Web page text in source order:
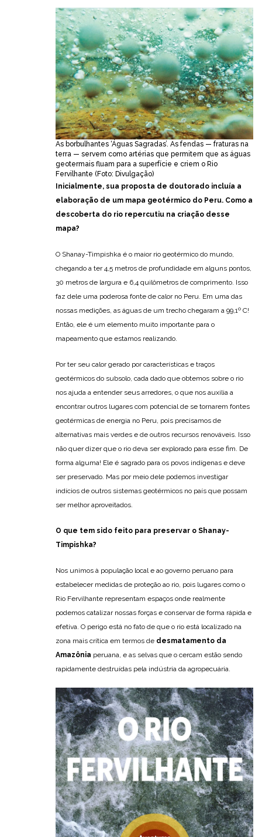
As borbulhantes ‘Águas Sagradas’. As fendas — fraturas na
terra — servem como artérias que permitem que as águas
geotermais fluam para a superfície e criem o Rio
Fervilhante (Foto: Divulgação)
Inicialmente, sua proposta de doutorado incluía a
elaboração de um mapa geotérmico do Peru. Como a
descoberta do rio repercutiu na criação desse
mapa?
O Shanay-Timpishka é o maior rio geotérmico do mundo,
chegando a ter 4,5 metros de profundidade em alguns pontos,
30 metros de largura e 6,4 quilômetros de comprimento. Isso
faz dele uma poderosa fonte de calor no Peru. Em uma das
nossas medições, as águas de um trecho chegaram a 99,1º C!
Então, ele é um elemento muito importante para o
mapeamento que estamos realizando.
Por ter seu calor gerado por características e traços
geotérmicos do subsolo, cada dado que obtemos sobre o rio
nos ajuda a entender seus arredores, o que nos auxilia a
encontrar outros lugares com potencial de se tornarem fontes
geotérmicas de energia no Peru, pois precisamos de
alternativas mais verdes e de outros recursos renováveis. Isso
não quer dizer que o rio deva ser explorado para esse fim. De
forma alguma! Ele é sagrado para os povos indígenas e deve
ser preservado. Mas por meio dele podemos investigar
indícios de outros sistemas geotérmicos no país que possam
ser melhor aproveitados.
O que tem sido feito para preservar o Shanay-
Timpishka?
Nos unimos à população local e ao governo peruano para
estabelecer medidas de proteção ao rio, pois lugares como o
Rio Fervilhante representam espaços onde realmente
podemos catalizar nossas forças e conservar de forma rápida e
efetiva. O perigo está no fato de que o rio está localizado na
zona mais crítica em termos de desmatamento da
Amazônia peruana, e as selvas que o cercam estão sendo
rapidamente destruídas pela indústria da agropecuária.